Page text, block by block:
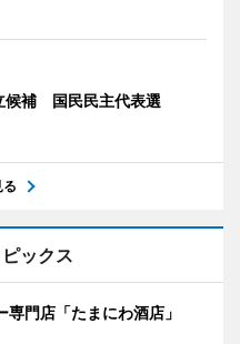
候補 国民民主代表選
る
ックス
専門店「たまにわ酒店」